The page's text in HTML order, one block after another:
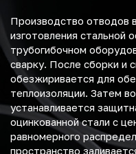
Производство отводов
изготовления стальной
трубогибочном
сварку. После сборки и
обезжиривается для
теплоизоляции. Затем
устанавливается
оцинкованной стали с
равномерного
пространство